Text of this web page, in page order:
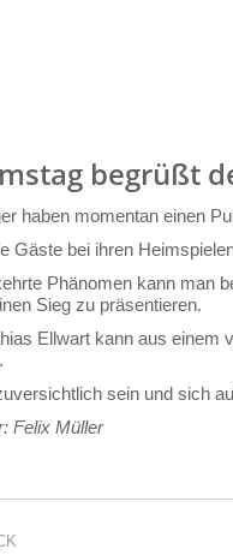
begrüßt
haben momentan einen
Gäste bei ihren
Phänomen kann man
Sieg zu präsentieren.
Ellwart kann aus einem
sein und sich
Felix Müller